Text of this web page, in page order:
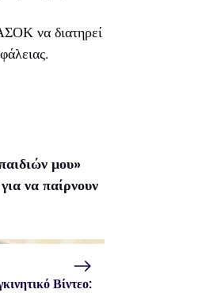
να διατηρεί
μου»
να παίρνουν
Βίντεο: